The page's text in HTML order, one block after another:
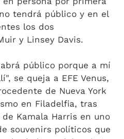
tendrá público y en el
los dos
y Linsey Davis.
público porque a mí
se queja a EFE Venus,
de Nueva York
en Filadelfia, tras
Kamala Harris en uno
souvenirs políticos que